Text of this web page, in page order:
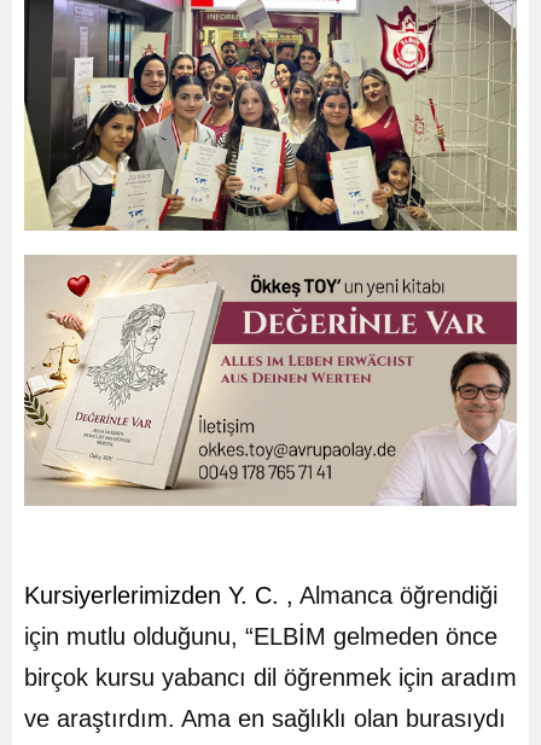
Kursiyerlerimizden Y. C. , Almanca öğrendiği
için mutlu olduğunu, “ELBİM gelmeden önce
birçok kursu yabancı dil öğrenmek için aradım
ve araştırdım. Ama en sağlıklı olan burasıydı